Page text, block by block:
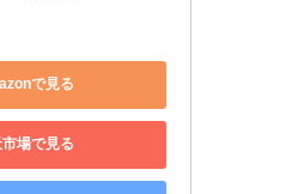
で見る
場で見る